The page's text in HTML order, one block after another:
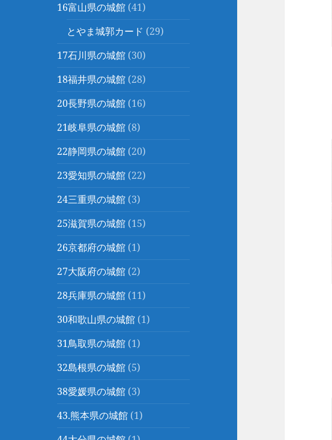
16富山県の城館 (41)
とやま城郭カード (29)
17石川県の城館 (30)
18福井県の城館 (28)
20長野県の城館 (16)
21岐阜県の城館 (8)
22静岡県の城館 (20)
23愛知県の城館 (22)
24三重県の城館 (3)
25滋賀県の城館 (15)
26京都府の城館 (1)
27大阪府の城館 (2)
28兵庫県の城館 (11)
30和歌山県の城館 (1)
31鳥取県の城館 (1)
32島根県の城館 (5)
38愛媛県の城館 (3)
43.熊本県の城館 (1)